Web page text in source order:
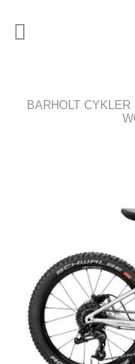
BARHOLT CYKLER